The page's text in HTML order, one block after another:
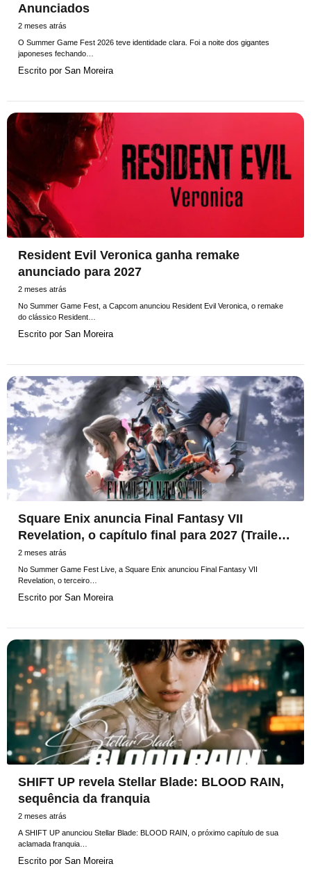
Anunciados
2 meses atrás
O Summer Game Fest 2026 teve identidade clara. Foi a noite dos gigantes
japoneses fechando…
Escrito por San Moreira
Resident Evil Veronica ganha remake
anunciado para 2027
2 meses atrás
No Summer Game Fest, a Capcom anunciou Resident Evil Veronica, o remake
do clássico Resident…
Escrito por San Moreira
Square Enix anuncia Final Fantasy VII
Revelation, o capítulo final para 2027 (Trailers
e Detalhes)
2 meses atrás
No Summer Game Fest Live, a Square Enix anunciou Final Fantasy VII
Revelation, o terceiro…
Escrito por San Moreira
SHIFT UP revela Stellar Blade: BLOOD RAIN,
sequência da franquia
2 meses atrás
A SHIFT UP anunciou Stellar Blade: BLOOD RAIN, o próximo capítulo de sua
aclamada franquia…
Escrito por San Moreira